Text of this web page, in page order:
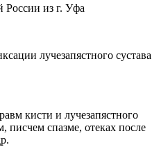
России из г. Уфа
лучезапястного сустава
кисти и лучезапястного
писчем спазме, отеках после